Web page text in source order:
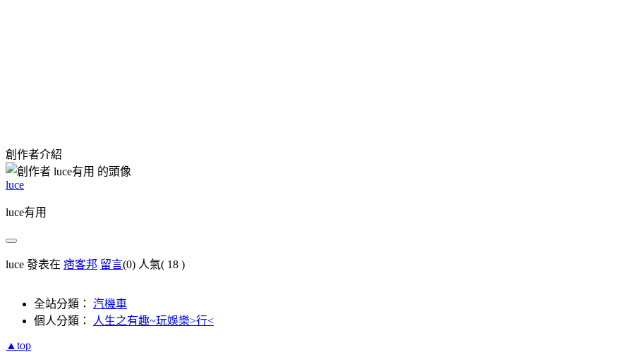
創作者介紹
luce
luce有用
luce 發表在 痞客邦 留言(0) 人氣( 18 )
全站分類： 汽機車
個人分類：
人生之有趣~玩娛樂>行<
▲top